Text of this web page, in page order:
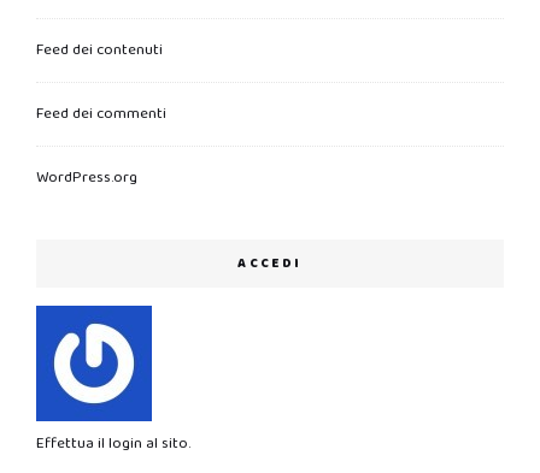
Feed dei contenuti
Feed dei commenti
WordPress.org
ACCEDI
Effettua il login al sito.